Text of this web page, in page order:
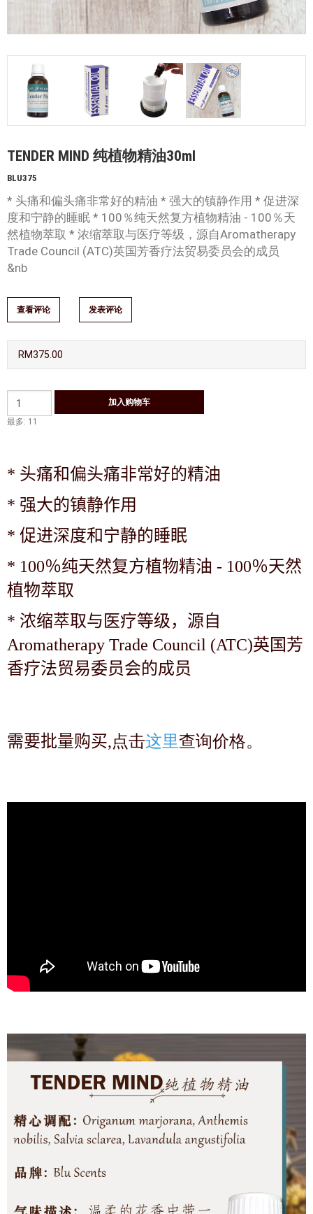
TENDER MIND 纯植物精油30ml
BLU375
* 头痛和偏头痛非常好的精油 * 强大的镇静作用 * 促进深
度和宁静的睡眠 * 100％纯天然复方植物精油 - 100％天
然植物萃取 * 浓缩萃取与医疗等级，源自Aromatherapy
Trade Council (ATC)英国芳香疗法贸易委员会的成员
&nb
查看评论 发表评论
RM375.00
最多: 11
* 头痛和偏头痛非常好的精油
* 强大的镇静作用
* 促进深度和宁静的睡眠
* 100％纯天然复方植物精油 - 100％天然
植物萃取
* 浓缩萃取与医疗等级，源自
Aromatherapy Trade Council (ATC)英国芳
香疗法贸易委员会的成员
需要批量购买,点击这里查询价格。